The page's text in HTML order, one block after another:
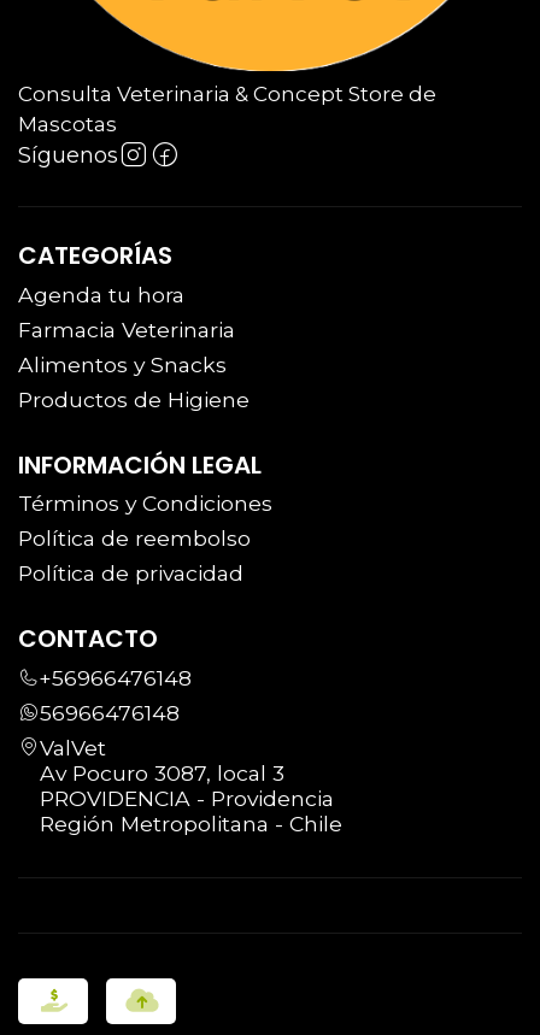
Consulta Veterinaria & Concept Store de
Mascotas
Síguenos
CATEGORÍAS
Agenda tu hora
Farmacia Veterinaria
Alimentos y Snacks
Productos de Higiene
INFORMACIÓN LEGAL
Términos y Condiciones
Política de reembolso
Política de privacidad
CONTACTO
+56966476148
56966476148
ValVet
Av Pocuro 3087, local 3
PROVIDENCIA - Providencia
Región Metropolitana - Chile